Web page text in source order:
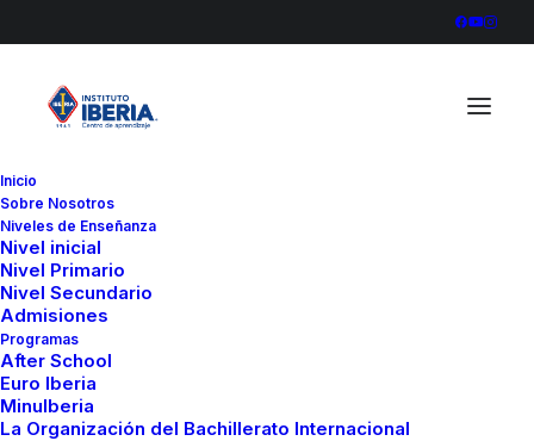
Inicio
Sobre Nosotros
Niveles de Enseñanza
Nivel inicial
Nivel Primario
Nivel Secundario
Admisiones
Programas
After School
Euro Iberia
MinuIberia
La Organización del Bachillerato Internacional
Carlos Tejada – Cielo en Llamas